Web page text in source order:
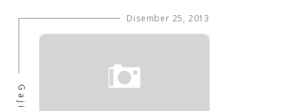
Disember 25, 2013
Gaji